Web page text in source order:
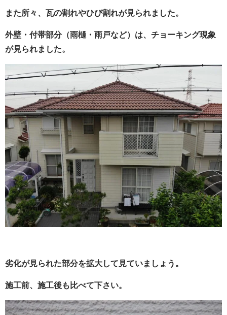
また所々、瓦の割れやひび割れが見られました。
外壁・付帯部分（雨樋・雨戸など）は、チョーキング現象
が見られました。
劣化が見られた部分を拡大して見ていましょう。
施工前、施工後も比べて下さい。